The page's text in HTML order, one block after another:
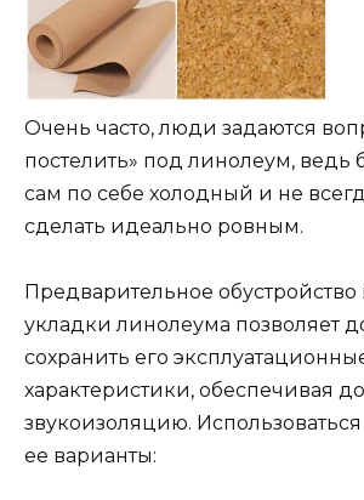
Очень часто, люди задаются
постелить» под линолеум, ведь
сам по себе холодный и не
сделать идеально ровным.
Предварительное
укладки линолеума позволяет
сохранить его
характеристики, обеспечивая
звукоизоляцию.
ее варианты: